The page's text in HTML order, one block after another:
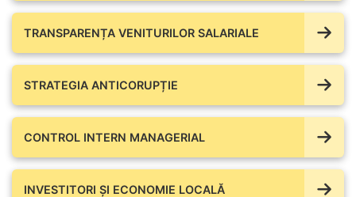
TRANSPARENȚA VENITURILOR SALARIALE
STRATEGIA ANTICORUPȚIE
CONTROL INTERN MANAGERIAL
INVESTITORI ȘI ECONOMIE LOCALĂ